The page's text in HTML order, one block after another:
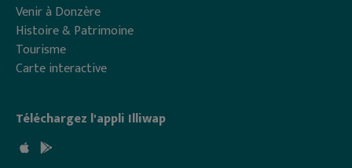
Venir à Donzère
Histoire & Patrimoine
Tourisme
Carte interactive
Téléchargez l'appli Illiwap